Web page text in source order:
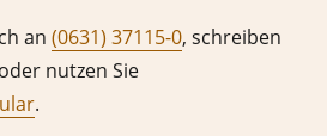
an (0631) 37115-0, schreiben
oder nutzen Sie
.